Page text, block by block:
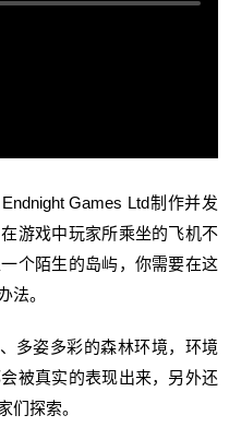
Games Ltd制作并发
游戏中玩家所乘坐的飞机不
个陌生的岛屿，你需要在这
法。
姿多彩的森林环境，环境
被真实的表现出来，另外还
们探索。